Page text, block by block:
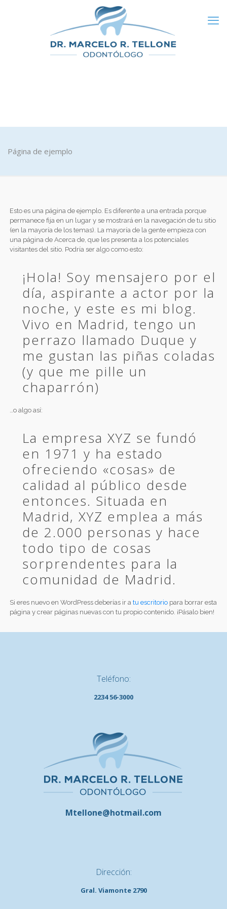
Página de ejemplo
Esto es una página de ejemplo. Es diferente a una entrada porque
permanece fija en un lugar y se mostrará en la navegación de tu sitio
(en la mayoría de los temas). La mayoría de la gente empieza con
una página de Acerca de, que les presenta a los potenciales
visitantes del sitio. Podría ser algo como esto:
¡Hola! Soy mensajero por el
día, aspirante a actor por la
noche, y este es mi blog.
Vivo en Madrid, tengo un
perrazo llamado Duque y
me gustan las piñas coladas
(y que me pille un
chaparrón)
…o algo así:
La empresa XYZ se fundó
en 1971 y ha estado
ofreciendo «cosas» de
calidad al público desde
entonces. Situada en
Madrid, XYZ emplea a más
de 2.000 personas y hace
todo tipo de cosas
sorprendentes para la
comunidad de Madrid.
Si eres nuevo en WordPress deberías ir atu escritorio para borrar esta
página y crear páginas nuevas con tu propio contenido. ¡Pásalo bien!
Teléfono:
2234 56-3000
Mtellone@hotmail.com
Dirección:
Gral. Viamonte 2790